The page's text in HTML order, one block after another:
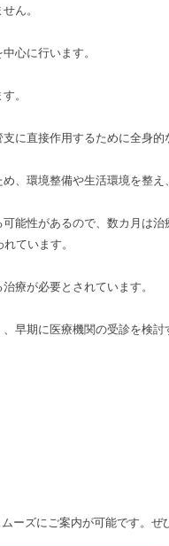
ん。
心に行います。
。
直接作用するために全身
環境整備や生活環境を整え
能性があるので、数カ月は治
ています。
療が必要とされています。
早期に医療機関の受診を検討
ーズにご案内が可能です。ぜ